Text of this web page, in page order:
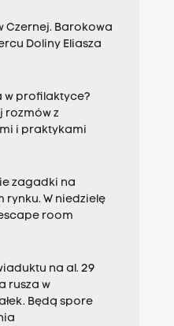
Czernej. Barokowa
Doliny Eliasza
w profilaktyce?
rozmów z
i praktykami
zagadki na
rynku. W niedzielę
room
na al. 29
rusza w
Będą spore